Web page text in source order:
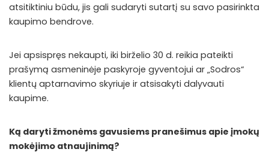
atsitiktiniu būdu, jis gali sudaryti sutartį su savo pasirinkta
kaupimo bendrove.
Jei apsispręs nekaupti, iki birželio 30 d. reikia pateikti
prašymą asmeninėje paskyroje gyventojui ar „Sodros“
klientų aptarnavimo skyriuje ir atsisakyti dalyvauti
kaupime.
Ką daryti žmonėms gavusiems pranešimus apie įmokų
mokėjimo atnaujinimą?